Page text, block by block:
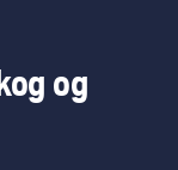
arbeid i
og